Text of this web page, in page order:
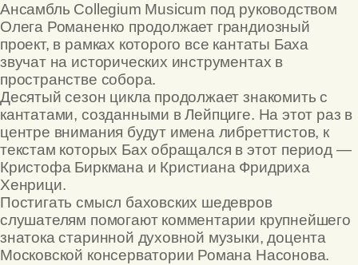
Ансамбль Collegium Musicum под руководством
Олега Романенко продолжает грандиозный
проект, в рамках которого все кантаты Баха
звучат на исторических инструментах в
пространстве собора.
Десятый сезон цикла продолжает знакомить с
кантатами, созданными в Лейпциге. На этот раз в
центре внимания будут имена либреттистов, к
текстам которых Бах обращался в этот период —
Кристофа Биркмана и Кристиана Фридриха
Хенрици.
Постигать смысл баховских шедевров
слушателям помогают комментарии крупнейшего
знатока старинной духовной музыки, доцента
Московской консерватории Романа Насонова.